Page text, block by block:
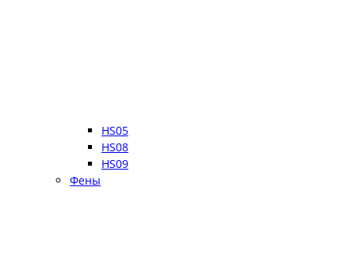
HS05
HS08
HS09
Фены